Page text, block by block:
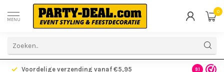
MENU
0
Voordelige verzending vanaf €5,95 Gratis
9.1